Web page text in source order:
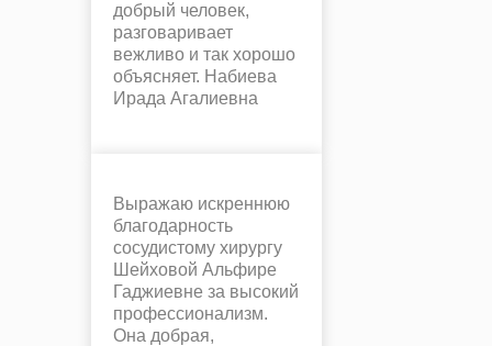
добрый человек,
разговаривает
вежливо и так хорошо
объясняет. Набиева
Ирада Агалиевна
Выражаю искреннюю
благодарность
сосудистому хирургу
Шейховой Альфире
Гаджиевне за высокий
профессионализм.
Она добрая,